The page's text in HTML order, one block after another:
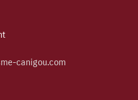
canigou.com